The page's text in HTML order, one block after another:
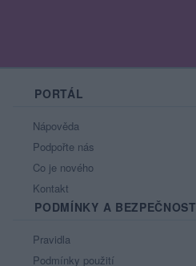
PORTÁL
Nápověda
Podpořte nás
Co je nového
Kontakt
PODMÍNKY A BEZPEČNOST
Pravidla
Podmínky použití